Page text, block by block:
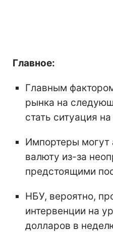
Главное:
Главным
рынка на
стать ситуация
Импортеры могут
валюту из-за
предстоящими
НБУ, вероятно,
интервенции на
долларов в